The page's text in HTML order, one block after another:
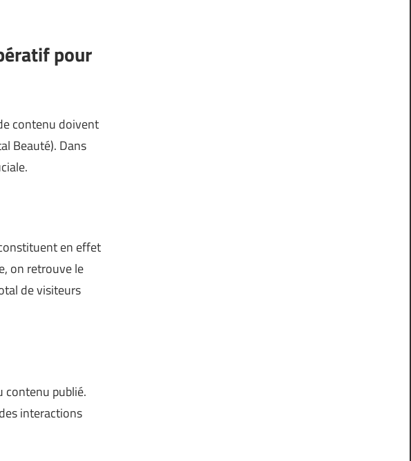
pour
contenu doivent
Beauté). Dans
en effet
on retrouve le
de visiteurs
contenu publié.
interactions